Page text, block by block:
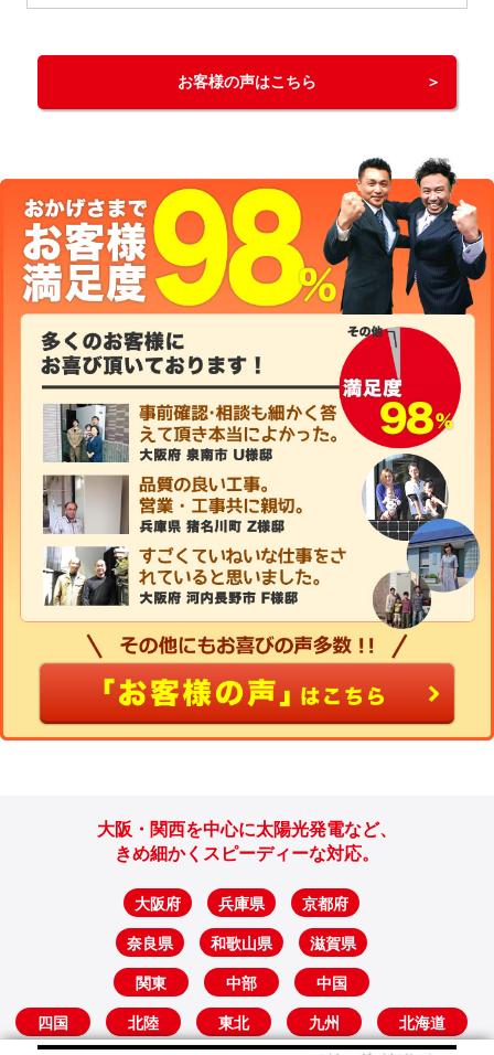
お客様の声はこちら
大阪・関西を中心に太陽光発電など、
きめ細かくスピーディーな対応。
大阪府 兵庫県 京都府
奈良県 和歌山県 滋賀県
関東 中部 中国
四国 北陸 東北 九州 北海道